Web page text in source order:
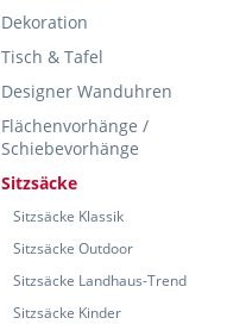
Dekoration
Tisch & Tafel
Designer Wanduhren
Flächenvorhänge /
Schiebevorhänge
Sitzsäcke
Sitzsäcke Klassik
Sitzsäcke Outdoor
Sitzsäcke Landhaus-Trend
Sitzsäcke Kinder